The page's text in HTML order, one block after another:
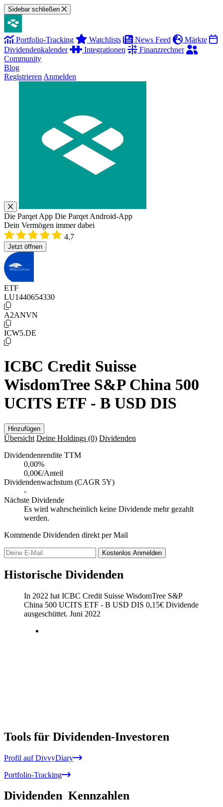
Sidebar schließen
Portfolio-Tracking Watchlists News Feed
Märkte
Dividendenkalender
Integrationen
Finanzrechner
Community
Blog
Registrieren Anmelden
Die Parqet App Die Parqet Android-App
Dein Vermögen immer dabei
4,7
Jetzt öffnen
ETF
LU1440654330
A2ANVN
ICW5.DE
ICBC Credit Suisse
WisdomTree S&P China 500
UCITS ETF - B USD DIS
Hinzufügen
Übersicht Deine Holdings (0) Dividenden
Dividendenrendite TTM
0,00%
0,00€/Anteil
Dividendenwachstum (CAGR 5Y)
-
Nächste Dividende
Es wird wahrscheinlich keine Dividende mehr gezahlt
werden.
Kommende Dividenden direkt per Mail
Kostenlos Anmelden
Historische Dividenden
In 2022 hat ICBC Credit Suisse WisdomTree S&P
China 500 UCITS ETF - B USD DIS 0,15€ Dividende
ausgeschüttet. Juni 2022
Tools für Dividenden-Investoren
Profil auf DivvyDiary
Portfolio-Tracking
Dividenden Kennzahlen